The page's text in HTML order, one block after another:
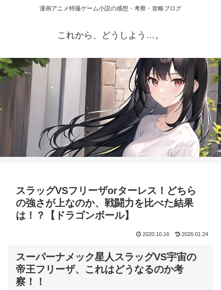
漫画アニメ特撮ゲーム小説の感想・考察・攻略ブログ
これから、どうしよう…。
スラッグVSフリーザorターレス！どちら
の強さが上なのか、戦闘力を比べた結果
は！？【ドラゴンボール】
2020.10.16 2026.01.24
スーパーナメック星人スラッグVS宇宙の
帝王フリーザ、これはどうなるのか考
察！！